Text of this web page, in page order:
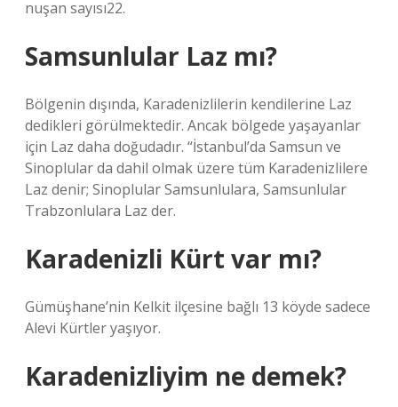
nuşan sayısı22.
Samsunlular Laz mı?
Bölgenin dışında, Karadenizlilerin kendilerine Laz
dedikleri görülmektedir. Ancak bölgede yaşayanlar
için Laz daha doğudadır. “İstanbul’da Samsun ve
Sinoplular da dahil olmak üzere tüm Karadenizlilere
Laz denir; Sinoplular Samsunlulara, Samsunlular
Trabzonlulara Laz der.
Karadenizli Kürt var mı?
Gümüşhane’nin Kelkit ilçesine bağlı 13 köyde sadece
Alevi Kürtler yaşıyor.
Karadenizliyim ne demek?